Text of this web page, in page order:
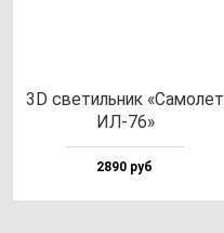
3D све­тиль­ник «Само­лет
ИЛ-76»
2890 руб